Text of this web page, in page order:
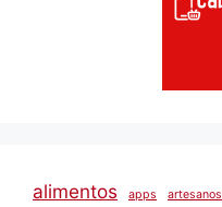
alimentos apps artesanos